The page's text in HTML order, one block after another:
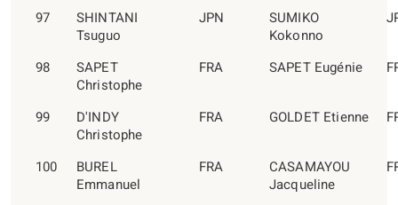
97
SHINTANI
Tsuguo
JPN
SUMIKO
Kokonno
98
SAPET
Christophe
FRA SAPET Eugénie
99
D'INDY
Christophe
FRA GOLDET Etienne
100
BUREL
Emmanuel
FRA
CASAMAYOU
Jacqueline